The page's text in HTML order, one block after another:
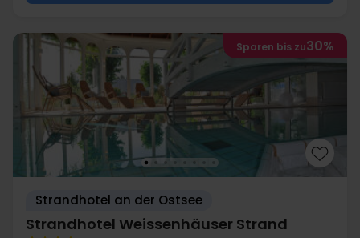
Sparen bis zu30%
Strandhotel an der Ostsee
Strandhotel Weissenhäuser Strand